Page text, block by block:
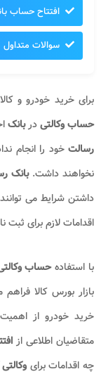
افتتاح حساب
سوالات متداول
برای خرید خودرو و
حساب وکالتیدربانک
رسالتخود را انجام
نخواهند داشت.بانک
داشتن شرایط می
اقدامات لازم برای ثبت
با استفادهحساب
بازار بورس کالا
خرید خودرو از اهمیت
متقاضیان اطلاعی از
چه اقدامات برای